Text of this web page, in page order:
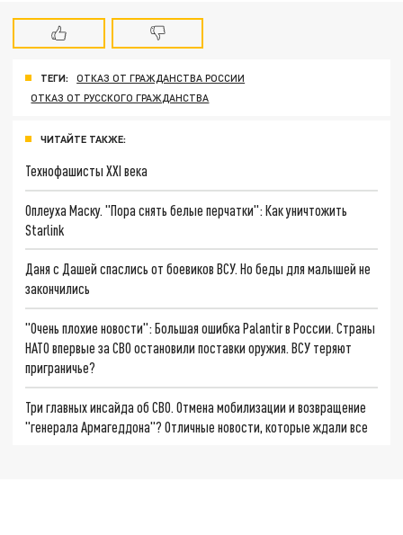
ТЕГИ:
ОТКАЗ ОТ ГРАЖДАНСТВА РОССИИ
ОТКАЗ ОТ РУССКОГО ГРАЖДАНСТВА
ЧИТАЙТЕ ТАКЖЕ:
Технофашисты XXI века
Оплеуха Маску. "Пора снять белые перчатки": Как уничтожить
Starlink
Даня с Дашей спаслись от боевиков ВСУ. Но беды для малышей не
закончились
"Очень плохие новости": Большая ошибка Palantir в России. Страны
НАТО впервые за СВО остановили поставки оружия. ВСУ теряют
приграничье?
Три главных инсайда об СВО. Отмена мобилизации и возвращение
"генерала Армагеддона"? Отличные новости, которые ждали все